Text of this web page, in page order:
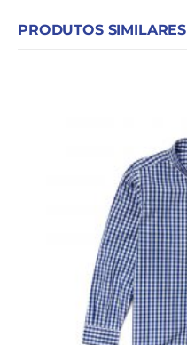
PRODUTOS SIMILARES